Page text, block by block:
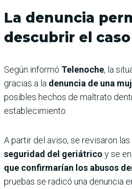
La denuncia
descubrir el caso
Según informó Telenoche, la
gracias a la denuncia de una
posibles hechos de maltrato
establecimiento.
A partir del aviso, se revisaron las
seguridad del geriátrico y se
que confirmarían los abusos
pruebas se radicó una denuncia